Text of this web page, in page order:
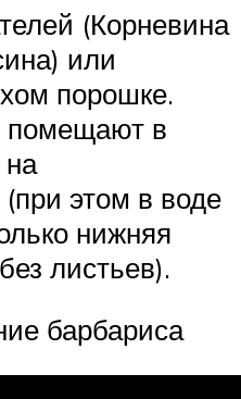
(Корневина
или
порошке.
помещают в
на
этом в воде
нижняя
листьев).
барбариса